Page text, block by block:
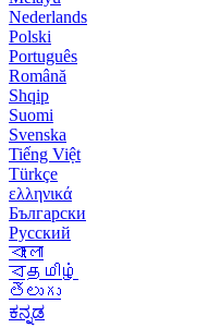
Nederlands
Polski
Português
Română
Shqip
Suomi
Svenska
Tiếng Việt
Türkçe
ελληνικά
Български
Русский
বাংলা
বதமிழ்
తెలుగు
ಕನ್ನಡ